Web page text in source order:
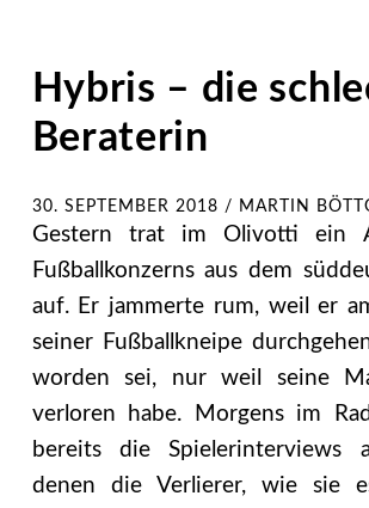
Hybris – die
Beraterin
30. SEPTEMBER 2018 / MARTIN
Gestern trat im Olivotti ein
Fußballkonzerns aus dem
auf. Er jammerte rum, weil er
seiner Fußballkneipe
worden sei, nur weil seine
verloren habe. Morgens im
bereits die Spielerinterviews
denen die Verlierer, wie sie